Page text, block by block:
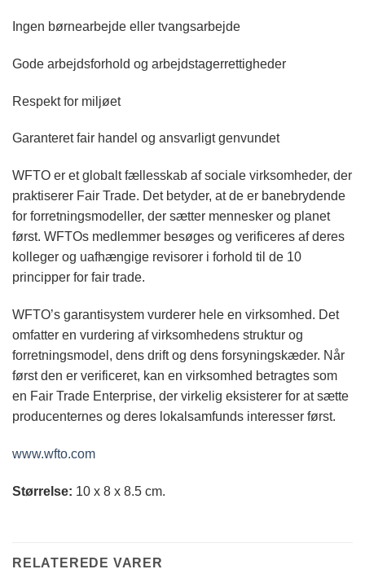
Ingen børnearbejde eller tvangsarbejde
Gode ​​arbejdsforhold og arbejdstagerrettigheder
Respekt for miljøet
Garanteret fair handel og ansvarligt genvundet
WFTO er et globalt fællesskab af sociale virksomheder, der
praktiserer Fair Trade. Det betyder, at de er banebrydende
for forretningsmodeller, der sætter mennesker og planet
først. WFTOs medlemmer besøges og verificeres af deres
kolleger og uafhængige revisorer i forhold til de 10
principper for fair trade.
WFTO’s garantisystem vurderer hele en virksomhed. Det
omfatter en vurdering af virksomhedens struktur og
forretningsmodel, dens drift og dens forsyningskæder. Når
først den er verificeret, kan en virksomhed betragtes som
en Fair Trade Enterprise, der virkelig eksisterer for at sætte
producenternes og deres lokalsamfunds interesser først.
www.wfto.com
Størrelse: 10 x 8 x 8.5 cm.
RELATEREDE VARER